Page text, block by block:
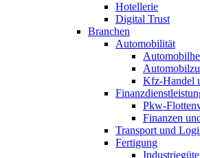
Hotellerie
Digital Trust
Branchen
Automobilität
Kfz-Handel
Finanzen
Transport und
Fertigung